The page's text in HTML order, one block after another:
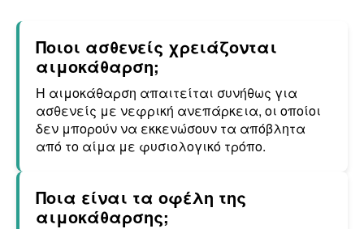
Ποιοι ασθενείς χρειάζονται
αιμοκάθαρση;
Η αιμοκάθαρση απαιτείται συνήθως για
ασθενείς με νεφρική ανεπάρκεια, οι οποίοι
δεν μπορούν να εκκενώσουν τα απόβλητα
από το αίμα με φυσιολογικό τρόπο.
Ποια είναι τα οφέλη της
αιμοκάθαρσης;